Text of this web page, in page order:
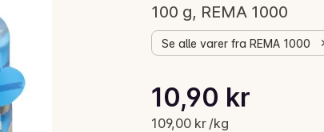
100 g, REMA 1000
Se alle varer fra REMA 1000
Gjeldende pris er: 10,90 kr
10,90 kr
109,00 kr /kg
Stykkpris: 109,00 kr /kg